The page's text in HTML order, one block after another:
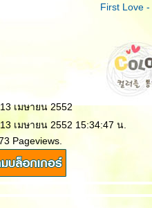
First Love
เมษายน 2552
เมษายน 2552 15:34:47 น.
Pageviews.